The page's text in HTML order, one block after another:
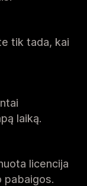
tik tada, kai
laiką.
licencija
pabaigos.